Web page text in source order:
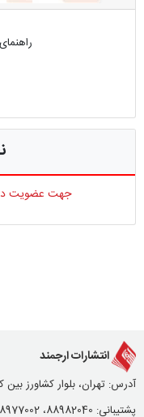
جهت عضویت در
انتشارات ارجمند
آدرس: تهران، بلوار کشاورز بین کارگر و 16 آذر
پشتیبانی: 88982040، 88977002-021، 88982030-021، 88975190-021